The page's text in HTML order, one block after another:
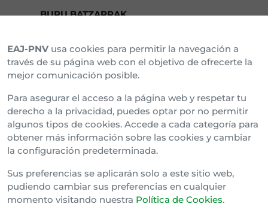
BURU BATZARRAK
Araba Buru Batzar
Bizkai Buru Batzar
Gipuzko Buru Batzar
Ipar Buru Batzar
Napar Buru Batzar
EAJ-PNV usa cookies para permitir la navegación a
través de su página web con el objetivo de ofrecerte la
mejor comunicación posible.
Para asegurar el acceso a la página web y respetar tu
derecho a la privacidad, puedes optar por no permitir
algunos tipos de cookies. Accede a cada categoría para
obtener más información sobre las cookies y cambiar
la configuración predeterminada.
Sus preferencias se aplicarán solo a este sitio web,
pudiendo cambiar sus preferencias en cualquier
momento visitando nuestra Política de Cookies.